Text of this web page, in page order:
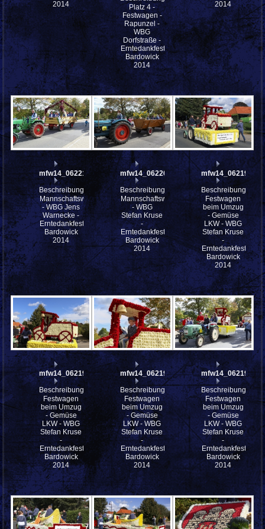
2014
Platz 4 -
Festwagen -
Rapunzel -
WBG
Dorfstraße -
Erntedankfestes
Bardowick
2014
2014
mfw14_062213
Beschreibung:
Mannschaftswagen
- WBG Jens
Warnecke -
Erntedankfestes
Bardowick
2014
mfw14_062202
Beschreibung:
Mannschaftswagen
- WBG
Stefan Kruse
-
Erntedankfestes
Bardowick
2014
mfw14_062199
Beschreibung:
Festwagen
beim Umzug
- Gemüse
LKW - WBG
Stefan Kruse
-
Erntedankfestes
Bardowick
2014
mfw14_062198
Beschreibung:
Festwagen
beim Umzug
- Gemüse
LKW - WBG
Stefan Kruse
-
Erntedankfestes
Bardowick
2014
mfw14_062196
Beschreibung:
Festwagen
beim Umzug
- Gemüse
LKW - WBG
Stefan Kruse
-
Erntedankfestes
Bardowick
2014
mfw14_062194
Beschreibung:
Festwagen
beim Umzug
- Gemüse
LKW - WBG
Stefan Kruse
-
Erntedankfestes
Bardowick
2014